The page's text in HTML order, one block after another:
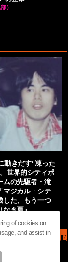
）
動きだす“凍った
世界的シティポ
ムの先駆者・滝
マジカル・シテ
した、もう一つ
なき夏』
HEADLINE
of cookies on
and assist in